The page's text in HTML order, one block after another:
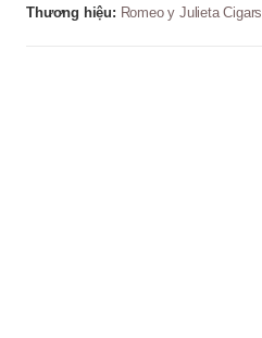
Thương hiệu: Romeo y Julieta Cigars